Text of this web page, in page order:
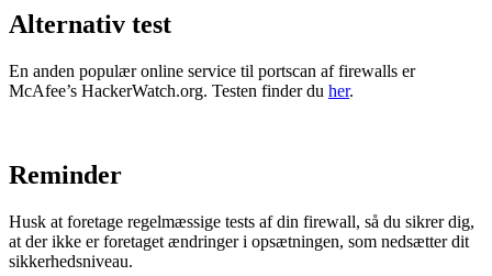
Alternativ test
En anden populær online service til portscan af firewalls er
McAfee’s HackerWatch.org. Testen finder du her.
Reminder
Husk at foretage regelmæssige tests af din firewall, så du sikrer dig,
at der ikke er foretaget ændringer i opsætningen, som nedsætter dit
sikkerhedsniveau.